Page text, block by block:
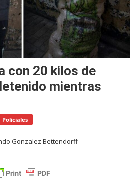
con 20 kilos de
mientras
Policiales
Gonzalez Bettendorff